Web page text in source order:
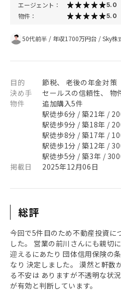
エージェント： 5.0
物件： 5.0
50代前半 / 年収1700万円台 /Sky株
目的
節税、 老後の年金対策
決め手
セールスの信頼性、 物
物件
追加購入5件
駅徒歩6分 / 築21年 /
駅徒歩9分 / 築18年 /
駅徒歩8分 / 築17年 /
駅徒歩1分 / 築12年 /
駅徒歩5分 / 築3年 /
掲載日
2025年12月06日
総評
今回で5件目のため不動産投資に
した。 営業の前川さんにも親切
迎えるにあたり 団体信用保険の
なり 決定しました。 漠然と軒数
る不安は ありますが不透明な状
が有効と判断しています。